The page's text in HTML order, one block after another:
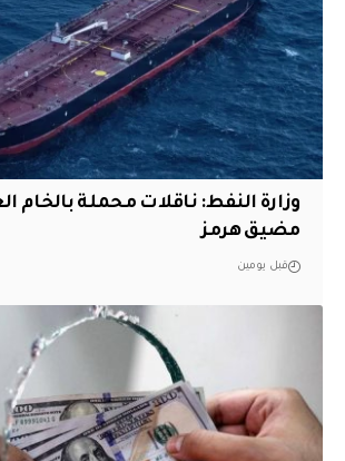
وزارة النفط: ناقلات محملة بالخام
مضيق هرمز
قبل يومين